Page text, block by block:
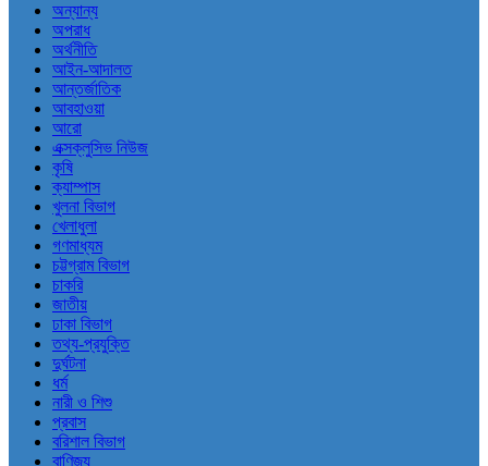
অন্যান্য
অপরাধ
অর্থনীতি
আইন-আদালত
আন্তর্জাতিক
আবহাওয়া
আরো
এক্সক্লুসিভ নিউজ
কৃষি
ক্যাম্পাস
খুলনা বিভাগ
খেলাধুলা
গণমাধ্যম
চট্টগ্রাম বিভাগ
চাকরি
জাতীয়
ঢাকা বিভাগ
তথ্য-প্রযুক্তি
দুর্ঘটনা
ধর্ম
নারী ও শিশু
প্রবাস
বরিশাল বিভাগ
বাণিজ্য